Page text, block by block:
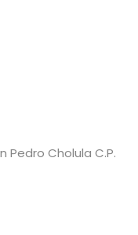
Pedro Cholula C.P.